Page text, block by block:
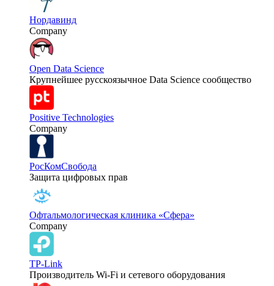
Нордавинд
Company
Open Data Science
Крупнейшее русскоязычное Data Science сообщество
Positive Technologies
Company
РосКомСвобода
Защита цифровых прав
Офтальмологическая клиника «Сфера»
Company
TP-Link
Производитель Wi-Fi и сетевого оборудования